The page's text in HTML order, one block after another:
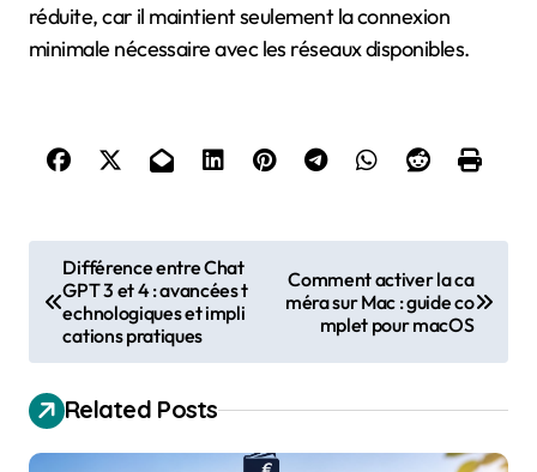
réduite, car il maintient seulement la connexion
minimale nécessaire avec les réseaux disponibles.
o
n
a
Différence entre Chat
GPT 3 et 4 : avancées t
echnologiques et impli
cations pratiques
Comment activer la ca
méra sur Mac : guide co
mplet pour macOS
Related Posts